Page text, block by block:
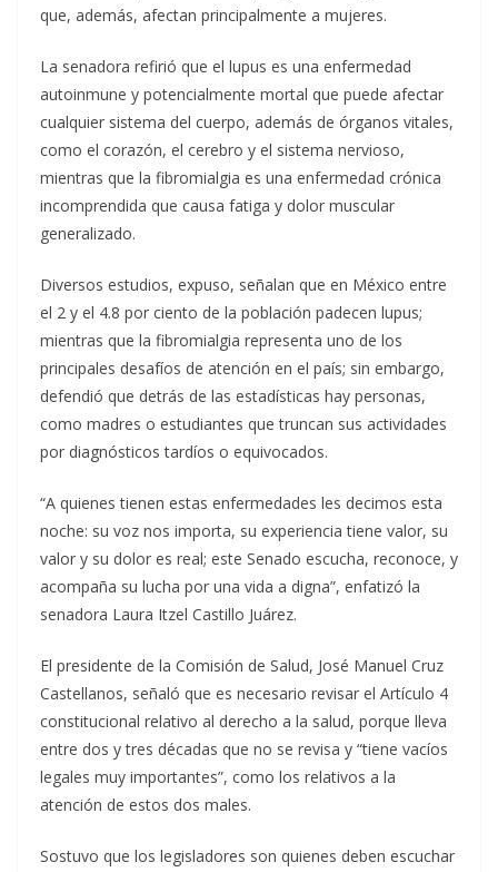
que, además, afectan principalmente a mujeres.
La senadora refirió que el lupus es una enfermedad
autoinmune y potencialmente mortal que puede afectar
cualquier sistema del cuerpo, además de órganos vitales,
como el corazón, el cerebro y el sistema nervioso,
mientras que la fibromialgia es una enfermedad crónica
incomprendida que causa fatiga y dolor muscular
generalizado.
Diversos estudios, expuso, señalan que en México entre
el 2 y el 4.8 por ciento de la población padecen lupus;
mientras que la fibromialgia representa uno de los
principales desafíos de atención en el país; sin embargo,
defendió que detrás de las estadísticas hay personas,
como madres o estudiantes que truncan sus actividades
por diagnósticos tardíos o equivocados.
“A quienes tienen estas enfermedades les decimos esta
noche: su voz nos importa, su experiencia tiene valor, su
valor y su dolor es real; este Senado escucha, reconoce, y
acompaña su lucha por una vida a digna”, enfatizó la
senadora Laura Itzel Castillo Juárez.
El presidente de la Comisión de Salud, José Manuel Cruz
Castellanos, señaló que es necesario revisar el Artículo 4
constitucional relativo al derecho a la salud, porque lleva
entre dos y tres décadas que no se revisa y “tiene vacíos
legales muy importantes”, como los relativos a la
atención de estos dos males.
Sostuvo que los legisladores son quienes deben escuchar